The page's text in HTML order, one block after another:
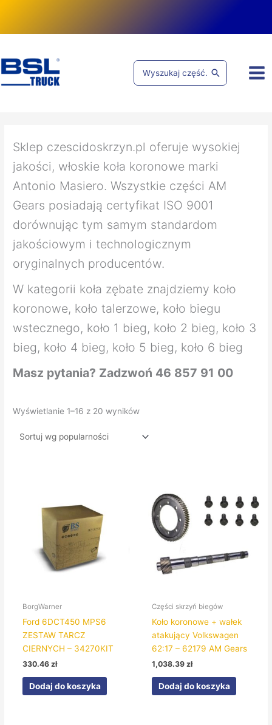
treści
Search
for:
Sklep czescidoskrzyn.pl oferuje wysokiej
jakości, włoskie koła koronowe marki
Antonio Masiero. Wszystkie części AM
Gears posiadają certyfikat ISO 9001
dorównując tym samym standardom
jakościowym i technologicznym
oryginalnych producentów.
W kategorii koła zębate znajdziemy koło
koronowe, koło talerzowe, koło biegu
wstecznego, koło 1 bieg, koło 2 bieg, koło 3
bieg, koło 4 bieg, koło 5 bieg, koło 6 bieg
Masz pytania? Zadzwoń 46 857 91 00
Wyświetlanie 1–16 z 20 wyników
popularności
BorgWarner
Ford 6DCT450 MPS6
ZESTAW TARCZ
CIERNYCH – 34270KIT
330.46zł
Dodaj do koszyka
Części skrzyń biegów
Koło koronowe + wałek
atakujący Volkswagen
62:17 – 62179 AM Gears
1,038.39zł
Dodaj do koszyka